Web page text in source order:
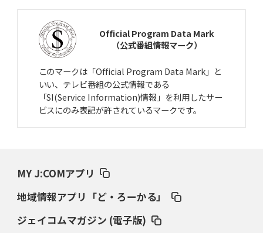
Official Program Data Mark
（公式番組情報マーク）
このマークは「Official Program Data Mark」と
いい、テレビ番組の公式情報である
「SI(Service Information)情報」を利用したサー
ビスにのみ表記が許されているマークです。
MY J:COMアプリ
地域情報アプリ「ど・ろーかる」
ジェイコムマガジン (電子版)